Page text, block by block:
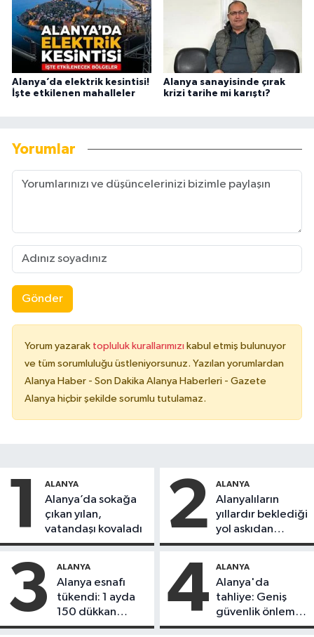
Alanya’da elektrik kesintisi!
İşte etkilenen mahalleler
Alanya sanayisinde çırak
krizi tarihe mi karıştı?
Yorumlar
Gönder
Yorum yazarak topluluk kurallarımızı kabul etmiş bulunuyor
ve tüm sorumluluğu üstleniyorsunuz. Yazılan yorumlardan
Alanya Haber - Son Dakika Alanya Haberleri - Gazete
Alanya hiçbir şekilde sorumlu tutulamaz.
1 ALANYA
Alanya’da sokağa
çıkan yılan,
vatandaşı kovaladı
2 ALANYA
Alanyalıların
yıllardır beklediği
yol askıdan
döndü
3 ALANYA
Alanya esnafı
tükendi: 1 ayda
150 dükkan
kapandı
4 ALANYA
Alanya'da
tahliye: Geniş
güvenlik önlemi
alındı